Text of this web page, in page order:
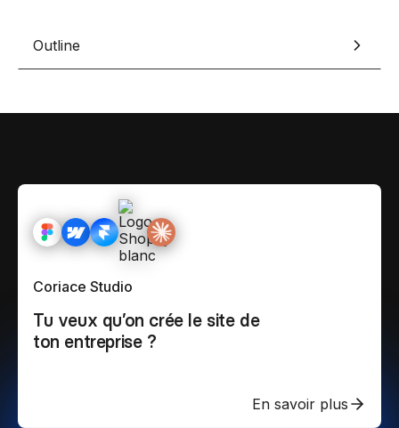
Outline
Coriace Studio
Tu veux qu’on crée le site de
ton entreprise ?
En savoir plus